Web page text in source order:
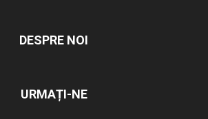
DESPRE NOI
URMAȚI-NE